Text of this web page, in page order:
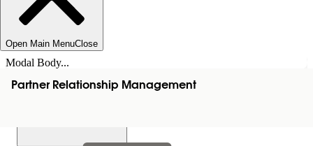
Open Main MenuClose
Modal Body...
Partner Relationship Management